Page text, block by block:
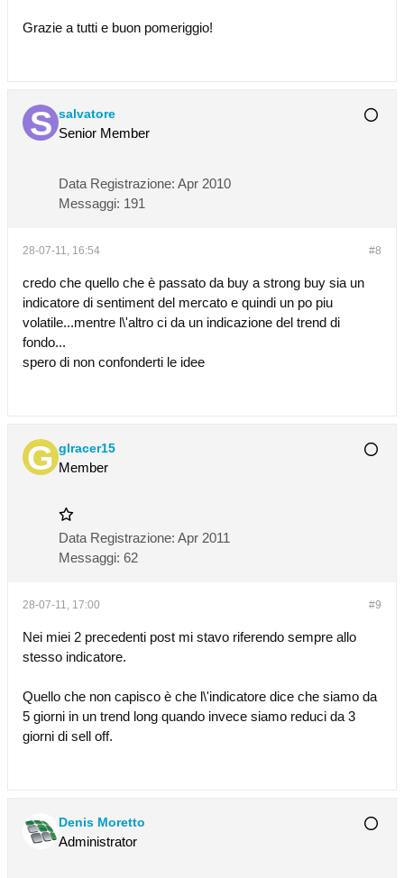
Grazie a tutti e buon pomeriggio!
salvatore
Senior Member
Data Registrazione: Apr 2010
Messaggi: 191
#8
28-07-11, 16:54
credo che quello che è passato da buy a strong buy sia un
indicatore di sentiment del mercato e quindi un po piu
volatile...mentre l\'altro ci da un indicazione del trend di
fondo...
spero di non confonderti le idee
glracer15
Member
Data Registrazione: Apr 2011
Messaggi: 62
#9
28-07-11, 17:00
Nei miei 2 precedenti post mi stavo riferendo sempre allo
stesso indicatore.
Quello che non capisco è che l\'indicatore dice che siamo da
5 giorni in un trend long quando invece siamo reduci da 3
giorni di sell off.
Denis Moretto
Administrator